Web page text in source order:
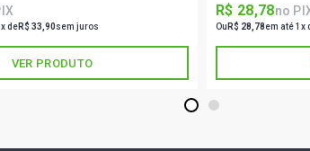
deR$ 33,90sem juros
VER PRODUTO
R$ 28,78no
Ou R$ 28,78em até 1x
1 2